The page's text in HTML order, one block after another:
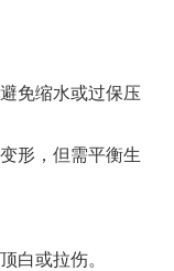
免缩水或过保压
形，但需平衡生
白或拉伤。